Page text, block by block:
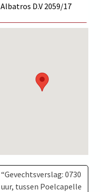
Albatros D.V 2059/17
“Gevechtsverslag: 0730
uur, tussen Poelcapelle